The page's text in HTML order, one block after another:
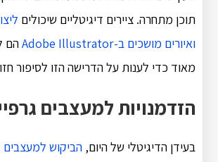
תוכן מתחרה. ציירים דיגיטליים שיכולים
ואיורים מושכים ב-Adobe Illustrator
הם
מאוד כדי לענות על הדרישה הזו לסיפור
הזדמנויות למעצבים
בעידן הדיגיטלי של היום,הביקוש למעצבים